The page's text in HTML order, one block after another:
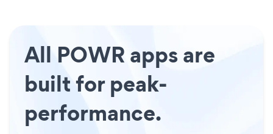
All POWR apps are
built for peak-
performance.